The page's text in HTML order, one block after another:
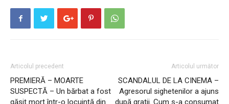
Articolul precedent
PREMIERĂ – MOARTE
SUSPECTĂ – Un bărbat a fost
Articolul următor
SCANDALUL DE LA CINEMA –
Agresorul sighetenilor a ajuns